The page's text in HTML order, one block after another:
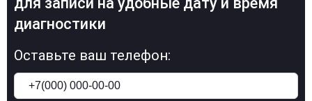
диагностики
Оставьте ваш телефон: